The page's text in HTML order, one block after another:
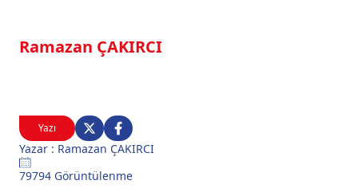
Yazı
Yazar : Ramazan ÇAKIRCI
79794 Görüntülenme
Ramazan ÇAKIRCI